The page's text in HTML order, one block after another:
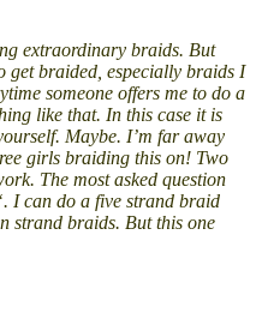
extraordinary braids. But
get braided, especially braids I
someone offers me to do a
like that. In this case it is
Maybe. I’m far away
girls braiding this on! Two
The most asked question
I can do a five strand braid
strand braids. But this one